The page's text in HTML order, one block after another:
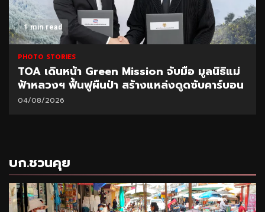
1 min read
PHOTO STORIES
TOA เดินหน้า Green Mission จับมือ มูลนิธิแม่
ฟ้าหลวงฯ ฟื้นฟูผืนป่า สร้างแหล่งดูดซับคาร์บอน
04/08/2026
บก.ชวนคุย